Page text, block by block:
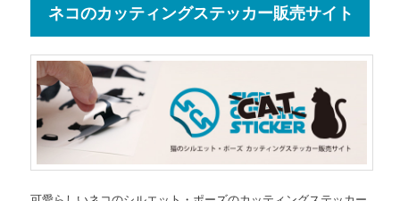
ネコのカッティングステッカー販売サイト